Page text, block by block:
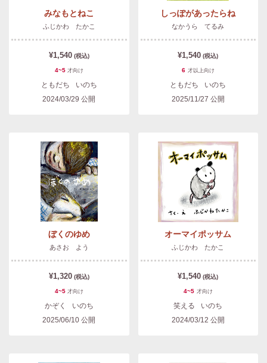
みなもとねこ
ふじかわ たかこ
¥1,540 (税込)
4~5 才向け
ともだち
いのち
2024/03/29 公開
しっぽがあったらね
なかうら てるみ
¥1,540 (税込)
6 才以上向け
ともだち
いのち
2025/11/27 公開
ぼくのゆめ
あさお よう
¥1,320 (税込)
4~5 才向け
かぞく
いのち
2025/06/10 公開
オーマイポッサム
ふじかわ たかこ
¥1,540 (税込)
4~5 才向け
笑える
いのち
2024/03/12 公開